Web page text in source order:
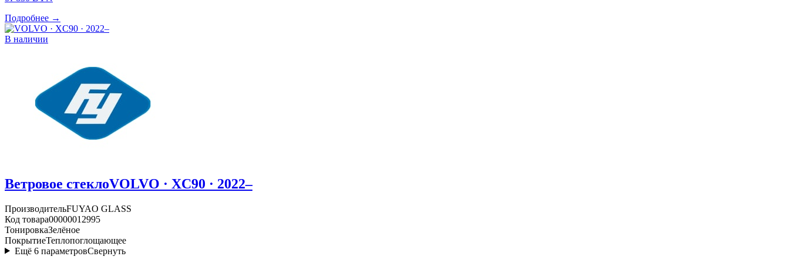
Подробнее →
В наличии
Ветровое стеклоVOLVO · XC90 · 2022–
ПроизводительFUYAO GLASS
Код товара00000012995
ТонировкаЗелёное
ПокрытиеТеплопоглощающее
Ещё 6 параметровСвернуть